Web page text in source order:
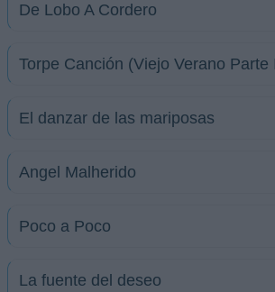
De Lobo A Cordero
Torpe Canción (Viejo Verano Parte
El danzar de las mariposas
Angel Malherido
Poco a Poco
La fuente del deseo